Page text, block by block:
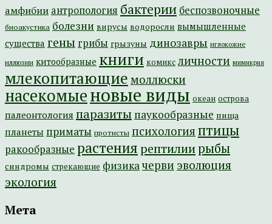
амфибии антропология бактерии беспозвоночные
биоакустика болезни вирусы водоросли вымышленные
существа гены грибы грызуны динозавры иглокожие
иллюзии китообразные книги комикс личности мимикрия
млекопитающие моллюски
насекомыеновые виды океан острова
палеонтология паразиты паукообразные пища
планеты приматы протисты психология птицы
ракообразные растениярептилиирыбы
синдромы стрекающие физикачерви эволюция
экология
Мета